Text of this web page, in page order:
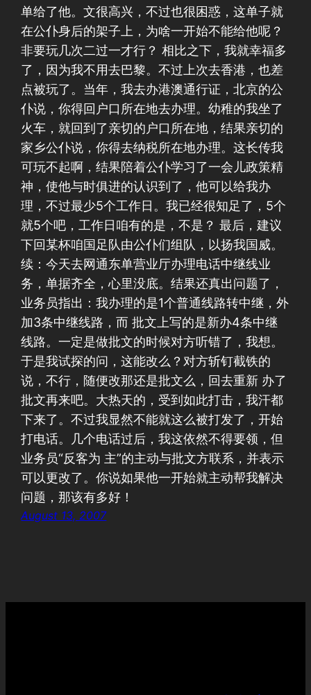
单给了他。文很高兴，不过也很困惑，这单子就
在公仆身后的架子上，为啥一开始不能给他呢？
非要玩几次二过一才行？ 相比之下，我就幸福多
了，因为我不用去巴黎。不过上次去香港，也差
点被玩了。当年，我去办港澳通行证，北京的公
仆说，你得回户口所在地去办理。幼稚的我坐了
火车，就回到了亲切的户口所在地，结果亲切的
家乡公仆说，你得去纳税所在地办理。这长传我
可玩不起啊，结果陪着公仆学习了一会儿政策精
神，使他与时俱进的认识到了，他可以给我办
理，不过最少5个工作日。我已经很知足了，5个
就5个吧，工作日咱有的是，不是？ 最后，建议
下回某杯咱国足队由公仆们组队，以扬我国威。
续：今天去网通东单营业厅办理电话中继线业
务，单据齐全，心里没底。结果还真出问题了，
业务员指出：我办理的是1个普通线路转中继，外
加3条中继线路，而 批文上写的是新办4条中继
线路。一定是做批文的时候对方听错了，我想。
于是我试探的问，这能改么？对方斩钉截铁的
说，不行，随便改那还是批文么，回去重新 办了
批文再来吧。大热天的，受到如此打击，我汗都
下来了。不过我显然不能就这么被打发了，开始
打电话。几个电话过后，我这依然不得要领，但
业务员“反客为 主”的主动与批文方联系，并表示
可以更改了。你说如果他一开始就主动帮我解决
问题，那该有多好！
August 13, 2007